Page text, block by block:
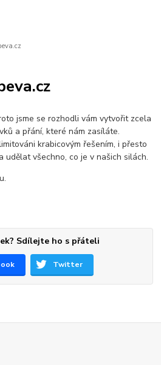
jsme se rozhodli vám vytvořit zcela
a přání, které nám zasíláte.
krabicovým řešením, i přesto
udělat všechno, co je v našich silách.
Sdílejte ho s přáteli
Twitter